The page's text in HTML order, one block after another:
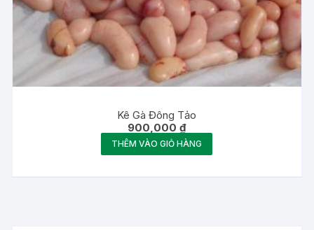
Kê Gà Đông Tảo
900,000₫
THÊM VÀO GIỎ HÀNG